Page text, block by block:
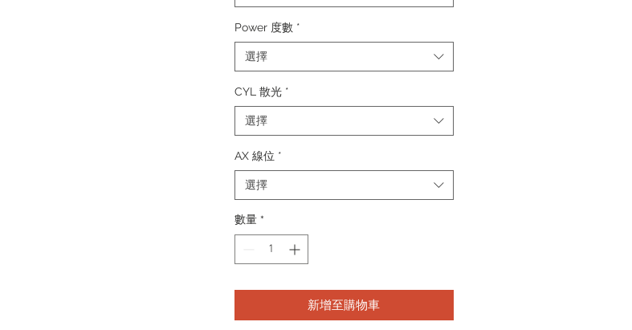
Power 度數 *
選擇
CYL 散光 *
選擇
AX 線位 *
選擇
數量 *
新增至購物車